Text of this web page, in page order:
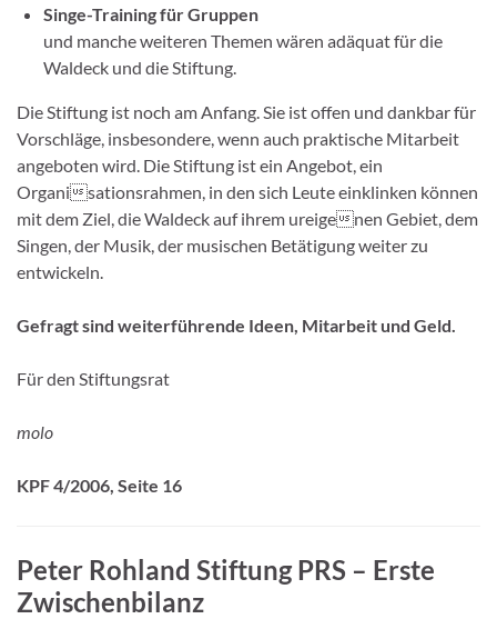
Singe-Training für Gruppen
und manche weiteren Themen wären adäquat für die
Waldeck und die Stiftung.
Die Stiftung ist noch am Anfang. Sie ist offen und dankbar für
Vorschläge, insbesondere, wenn auch praktische Mitarbeit
angeboten wird. Die Stiftung ist ein Angebot, ein
Organisationsrahmen, in den sich Leute einklinken können
mit dem Ziel, die Waldeck auf ihrem ureigenen Gebiet, dem
Singen, der Musik, der musischen Betätigung weiter zu
entwickeln.
Gefragt sind weiterführende Ideen, Mitarbeit und Geld.
Für den Stiftungsrat
molo
KPF 4/2006, Seite 16
Peter Rohland Stiftung PRS – Erste
Zwischenbilanz